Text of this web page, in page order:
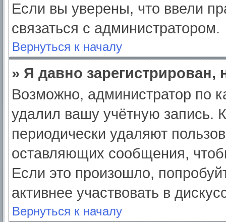
Если вы уверены, что ввели
связаться с администратором.
Вернуться к началу
» Я давно
Возможно, администратор по
удалил вашу учётную запись.
периодически удаляют
оставляющих сообщения,
Если это произошло,
активнее участвовать в
Вернуться к началу